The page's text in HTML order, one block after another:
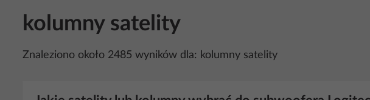
kolumny satelity
Znaleziono około 2485 wyników dla: kolumny satelity